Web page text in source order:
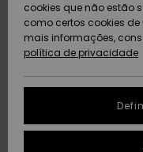
AJUDA
SUSTAINABILITY
cookies que não estão
como certos cookies
mais informações,
política de privacidade